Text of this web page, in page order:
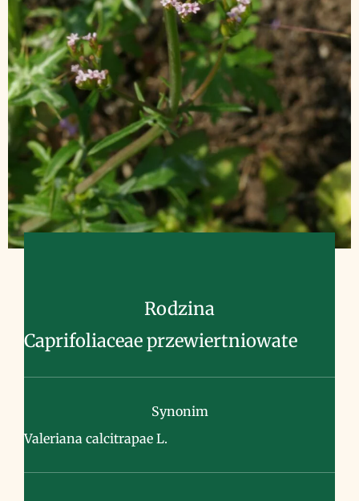
Rodzina
Caprifoliaceae przewiertniowate
Synonim
Valeriana calcitrapae L.